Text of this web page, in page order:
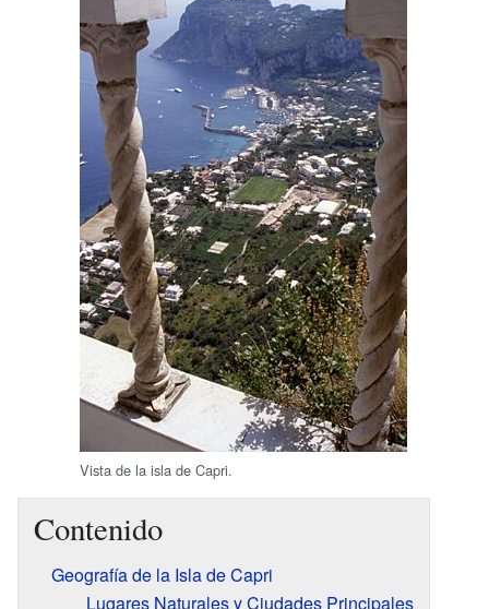
Vista de la isla de Capri.
Contenido
Geografía de la Isla de Capri
Lugares Naturales y Ciudades Principales